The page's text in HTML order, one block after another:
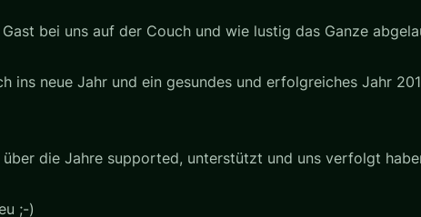
bei uns auf der Couch und wie lustig das Ganze
ins neue Jahr und ein gesundes und erfolgreiches Jahr
die Jahre supported, unterstützt und uns verfolgt
;-)